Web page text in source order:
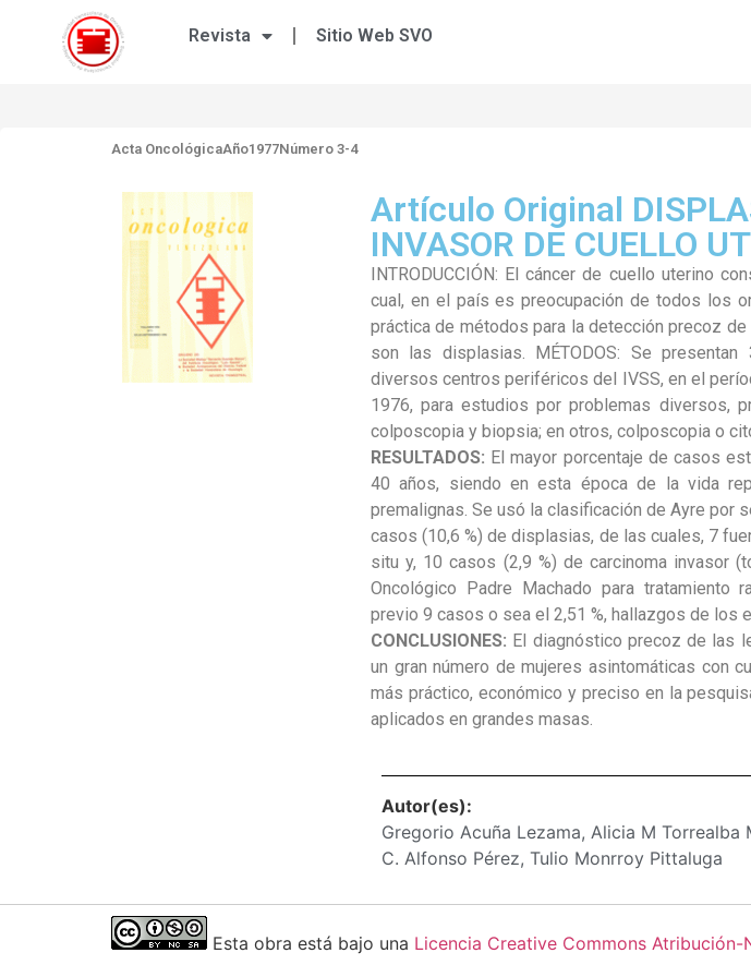
Revista Sitio Web SVO
Acta OncológicaAño1977Número 3-4
Artículo Original
INVASOR DE CUELLO
INTRODUCCIÓN: El cáncer de cuello uterino
cual, en el país es preocupación de todos los
práctica de métodos para la detección precoz
son las displasias. MÉTODOS: Se
diversos centros periféricos del IVSS, en el
1976, para estudios por problemas diversos,
colposcopia y biopsia; en otros, colposcopia o
RESULTADOS: El mayor porcentaje de casos
40 años, siendo en esta época de la vida
premalignas. Se usó la clasificación de Ayre por
casos (10,6 %) de displasias, de las cuales, 7
situ y, 10 casos (2,9 %) de carcinoma invasor
Oncológico Padre Machado para tratamiento
previo 9 casos o sea el 2,51 %, hallazgos de los
CONCLUSIONES: El diagnóstico precoz de las
un gran número de mujeres asintomáticas con
más práctico, económico y preciso en la
aplicados en grandes masas.
Autor(es):
Gregorio Acuña Lezama, Alicia M Torrealba
C. Alfonso Pérez, Tulio Monrroy Pittaluga
Esta obra está bajo una Licencia Creative Commons